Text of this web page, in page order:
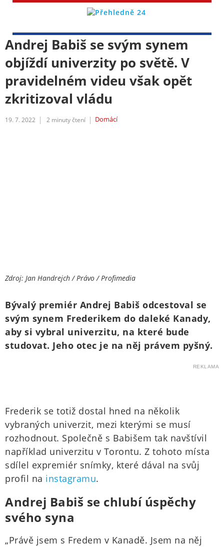
Andrej Babiš se svým synem
objíždí univerzity po světě. V
pravidelném videu však opět
zkritizoval vládu
19. 7. 2022 2 minuty čtení Domácí
Zdroj: Jan Handrejch / Právo / Profimedia
Bývalý premiér Andrej Babiš odcestoval se
svým synem Frederikem do daleké Kanady,
aby si vybral univerzitu, na které bude
studovat. Jeho otec je na něj právem pyšný.
REKLAMA
Frederik se totiž dostal hned na několik
vybraných univerzit, mezi kterými se musí
rozhodnout. Společně s Babišem tak navštívil
například univerzitu v Torontu. Z tohoto místa
sdílel expremiér snímky, které dával na svůj
profil na instagramu.
Andrej Babiš se chlubí úspěchy
svého syna
„Právě jsem s Fredem v Kanadě. Jsem na něj